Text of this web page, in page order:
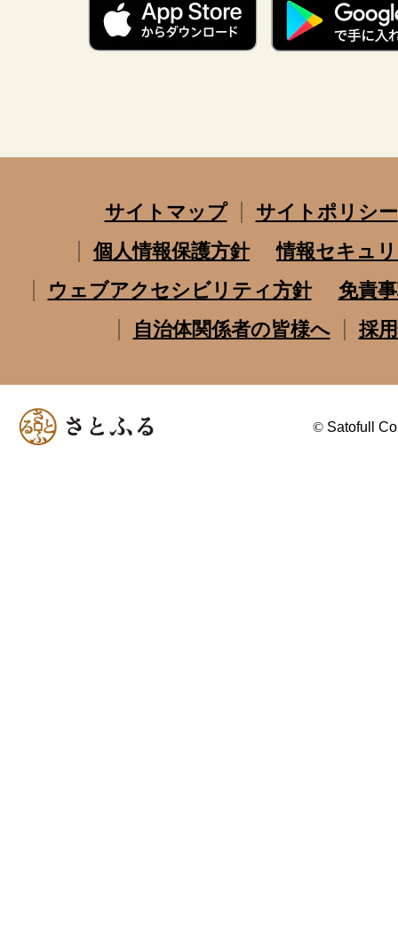
サイトマップ
サイトポリシー
個人情報保護方針
情報セキュ
ウェブアクセシビリティ方針
免責
自治体関係者の皆様へ
採
© Satofull